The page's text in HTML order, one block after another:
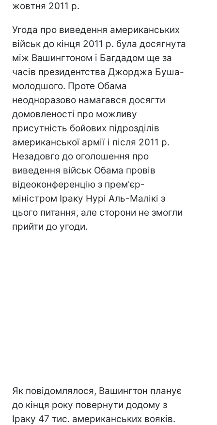
жовтня 2011 р.
Угода про виведення американських
військ до кінця 2011 р. була досягнута
між Вашингтоном і Багдадом ще за
часів президентства Джорджа Буша-
молодшого. Проте Обама
неодноразово намагався досягти
домовленості про можливу
присутність бойових підрозділів
американської армії і після 2011 р.
Незадовго до оголошення про
виведення військ Обама провів
відеоконференцію з прем'єр-
міністром Іраку Нурі Аль-Малікі з
цього питання, але сторони не змогли
прийти до угоди.
Як повідомлялося, Вашингтон планує
до кінця року повернути додому з
Іраку 47 тис. американських вояків.